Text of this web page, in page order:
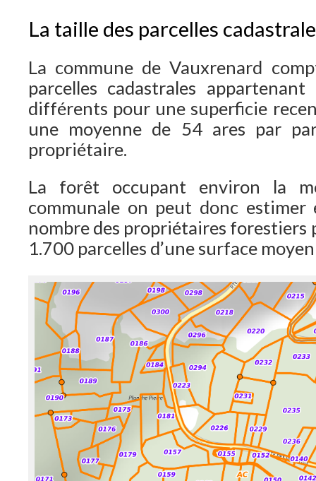
La taille des parcelles
La commune de Vauxrenard
parcelles cadastrales
différents pour une superficie
une moyenne de 54 ares par
propriétaire.
La forêt occupant environ la
communale on peut donc
nombre des propriétaires forestiers
1.700 parcelles d’une surface